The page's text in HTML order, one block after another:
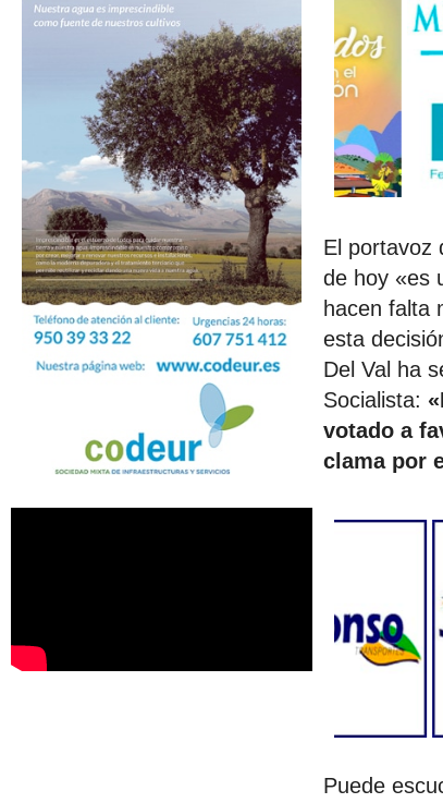
El portavoz
de hoy «es
hacen falta
esta
Del Val ha
Socialista:
votado a
clama por
Puede